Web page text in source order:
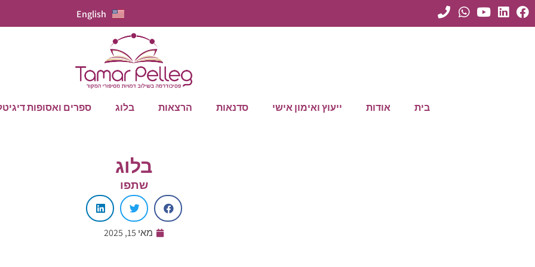
English
בית אודות ייעוץ ואימון אישי סדנאות הרצאות בלוג ספרים ואסופות
בלוג
שתפו
מאי 15, 2025